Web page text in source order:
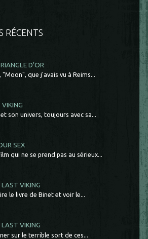
RÉCENTS
D'OR
que j'avais vu à Reims...
son univers, toujours avec sa...
SEX
qui ne se prend pas au sérieux...
LAST VIKING
le livre de Binet et voir le...
LAST VIKING
sur le terrible sort de ces...